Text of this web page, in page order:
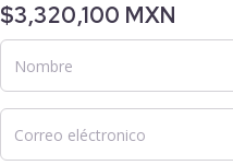
$3,320,100 MXN